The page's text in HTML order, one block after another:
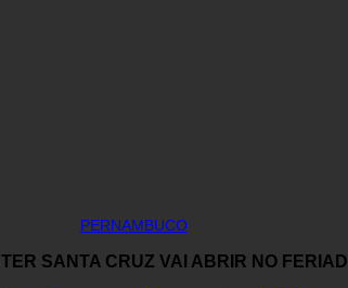
PERNAMBUCO
SANTA CRUZ VAI ABRIR NO